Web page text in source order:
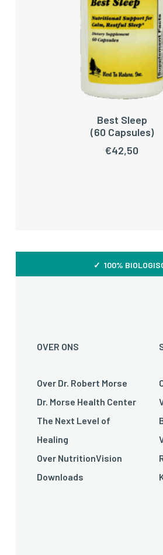
LEES VERDER
Best Sleep
(60 Capsules)
€42,50
✓ 100%
OVER ONS
Over Dr. Robert Morse
Dr. Morse Health Center
The Next Level of
Healing
Over NutritionVision
Downloads